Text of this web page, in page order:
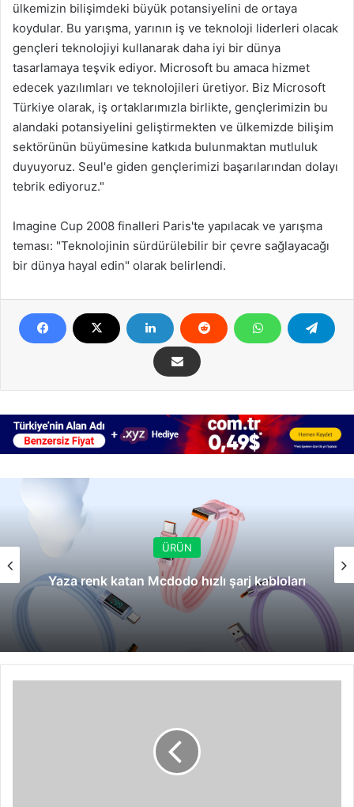
ülkemizin bilişimdeki büyük potansiyelini de ortaya
koydular. Bu yarışma, yarının iş ve teknoloji liderleri olacak
gençleri teknolojiyi kullanarak daha iyi bir dünya
tasarlamaya teşvik ediyor. Microsoft bu amaca hizmet
edecek yazılımları ve teknolojileri üretiyor. Biz Microsoft
Türkiye olarak, iş ortaklarımızla birlikte, gençlerimizin bu
alandaki potansiyelini geliştirmekten ve ülkemizde bilişim
sektörünün büyümesine katkıda bulunmaktan mutluluk
duyuyoruz. Seul'e giden gençlerimizi başarılarından dolayı
tebrik ediyoruz."
Imagine Cup 2008 finalleri Paris'te yapılacak ve yarışma
teması: "Teknolojinin sürdürülebilir bir çevre sağlayacağı
bir dünya hayal edin" olarak belirlendi.
ÜRÜN
Yaza renk katan Mcdodo hızlı şarj kabloları